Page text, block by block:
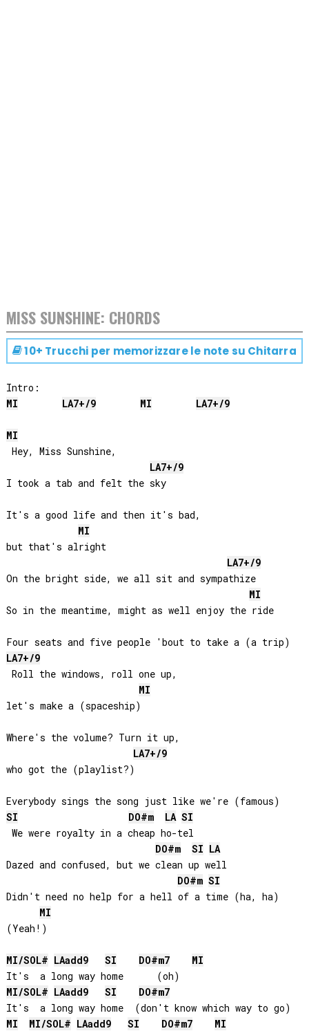
MISS SUNSHINE: CHORDS
10+ Trucchi per memorizzare le note su Chitarra
MI
LA7+/9 MI LA7+/9
MI
Hey, Miss Sunshine,
LA7+/9
I took a tab and felt the sky
It's a good life and then it's bad,
MI
but that's alright
LA7+/9
On the bright side, we all sit and sympathize
MI
So in the meantime, might as well enjoy the ride
LA7+/9
Roll the windows, roll one up,
MI
let's make a (spaceship)
Where's the volume? Turn it up,
LA7+/9
who got the (playlist?)
SI
DO#m LA SI
We were royalty in a cheap ho-tel
DO#m SI LA
Dazed and confused, but we clean up well
DO#m SI
Didn't need no help for a hell of a time (ha, ha)
MI
(Yeah!)
MI/SOL# LAadd9 SI DO#m7
MI
MI/SOL# LAadd9 SI DO#m7
MI
MI/SOL# LAadd9 SI DO#m7 MI